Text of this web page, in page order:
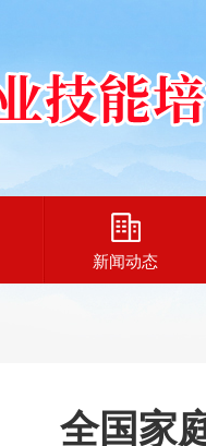
新闻动态
全国家